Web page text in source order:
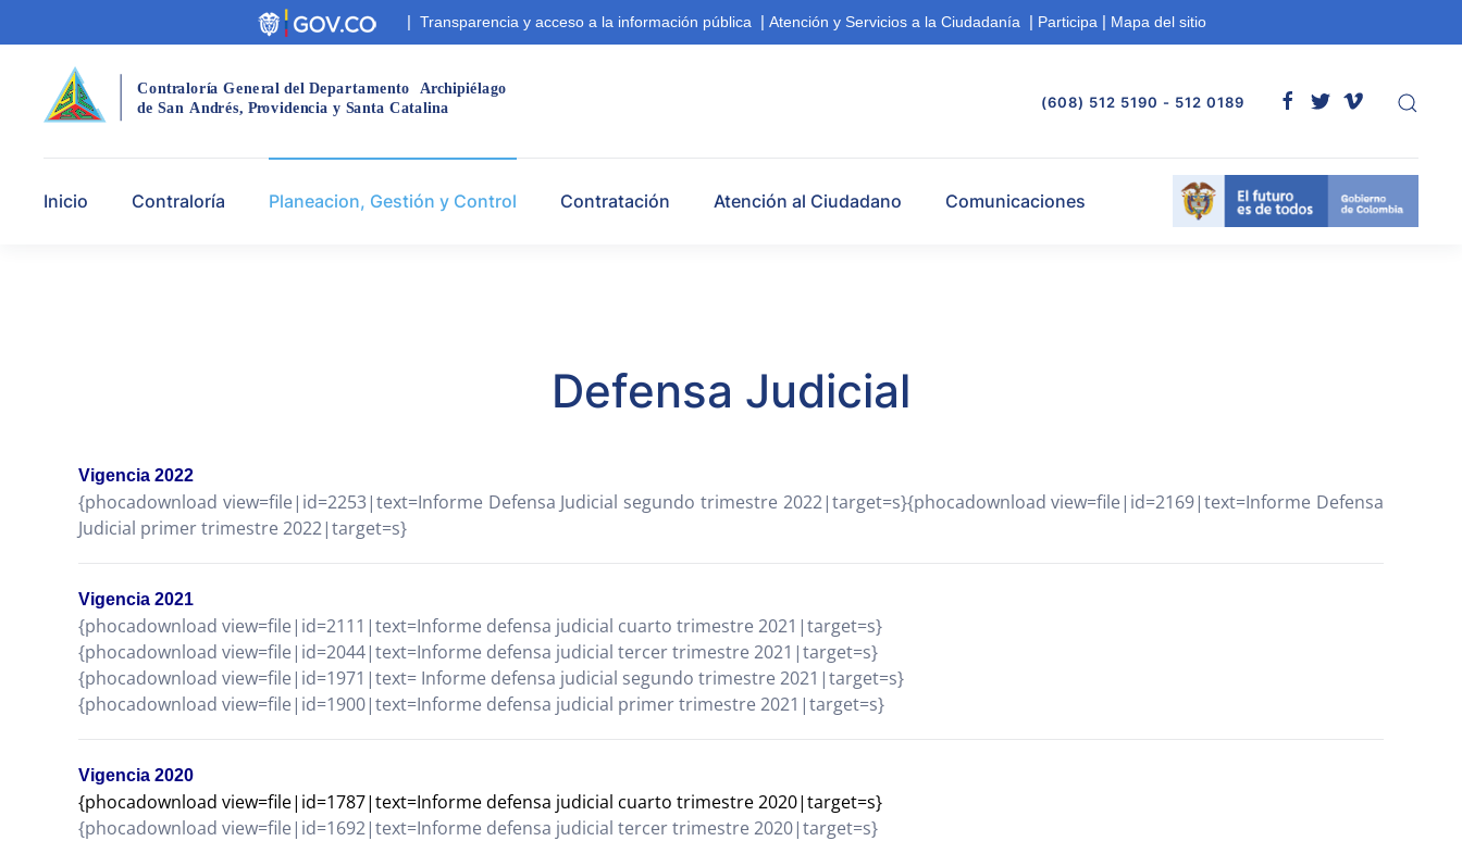
| Transparencia y acceso a la información pública | Atención y Servicios a la Ciudadanía | Participa | Mapa del sitio
Contraloría General del Departamento Archipiélago
de San Andrés, Providencia y Santa Catalina (608) 512 5190 - 512 0189
Inicio Contraloría Planeacion, Gestión y Control Contratación Atención al Ciudadano Comunicaciones
Defensa Judicial
Vigencia 2022
{phocadownload view=file|id=2253|text=Informe Defensa Judicial segundo trimestre 2022|target=s}{phocadownload view=file|id=2169|text=Informe Defensa
Judicial primer trimestre 2022|target=s}
Vigencia 2021
{phocadownload view=file|id=2111|text=Informe defensa judicial cuarto trimestre 2021|target=s}
{phocadownload view=file|id=2044|text=Informe defensa judicial tercer trimestre 2021|target=s}
{phocadownload view=file|id=1971|text= Informe defensa judicial segundo trimestre 2021|target=s}
{phocadownload view=file|id=1900|text=Informe defensa judicial primer trimestre 2021|target=s}
Vigencia 2020
{phocadownload view=file|id=1787|text=Informe defensa judicial cuarto trimestre 2020|target=s}
{phocadownload view=file|id=1692|text=Informe defensa judicial tercer trimestre 2020|target=s}